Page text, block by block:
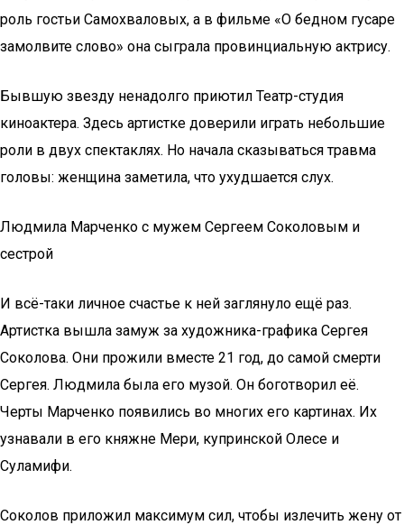
роль гостьи Самохваловых, а в фильме «О бедном гусаре
замолвите слово» она сыграла провинциальную актрису.
Бывшую звезду ненадолго приютил Театр-студия
киноактера. Здесь артистке доверили играть небольшие
роли в двух спектаклях. Но начала сказываться травма
головы: женщина заметила, что ухудшается слух.
Людмила Марченко с мужем Сергеем Соколовым и
сестрой
И всё-таки личное счастье к ней заглянуло ещё раз.
Артистка вышла замуж за художника-графика Сергея
Соколова. Они прожили вместе 21 год, до самой смерти
Сергея. Людмила была его музой. Он боготворил её.
Черты Марченко появились во многих его картинах. Их
узнавали в его княжне Мери, купринской Олесе и
Суламифи.
Соколов приложил максимум сил, чтобы излечить жену от